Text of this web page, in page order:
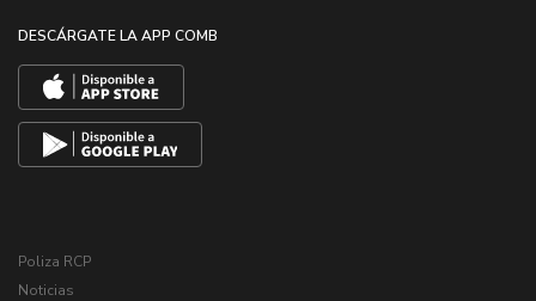
DESCÁRGATE LA APP COMB
Poliza RCP
Noticias